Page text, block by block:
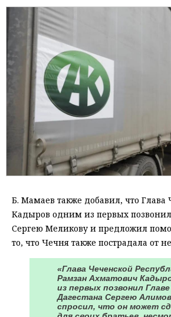
Б. Мамаев также добавил, что Главa
Кадыров одним из первых позвонил
Сергею Меликову и предложил
то, что Чечня также пострадала от
«Глава Чеченской
Рамзан Ахматович
из первых позвонил Главе
Дагестана Сергею
спросил, что он может